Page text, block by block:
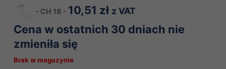
- CH 18 - 10,51 zł z VAT
Cena w ostatnich 30 dniach nie
zmieniła się
Brak w magazynie